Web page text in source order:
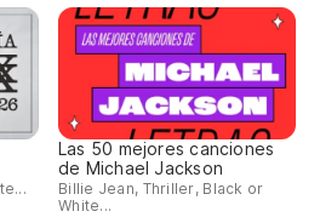
Las 50 mejores canciones
de Michael Jackson
Billie Jean, Thriller, Black or
White...